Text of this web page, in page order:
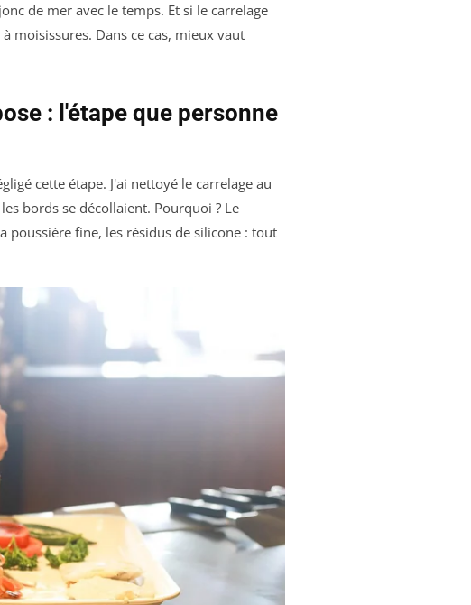
de mer avec le temps. Et si le carrelage
moisissures. Dans ce cas, mieux vaut
: l'étape que personne
cette étape. J'ai nettoyé le carrelage au
bords se décollaient. Pourquoi ? Le
poussière fine, les résidus de silicone : tout